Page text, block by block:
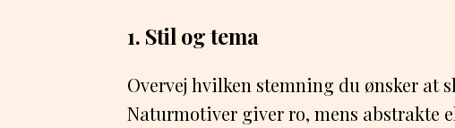
1. Stil og tema
Overvej hvilken stemning du ønsker at
Naturmotiver giver ro, mens abstrakte